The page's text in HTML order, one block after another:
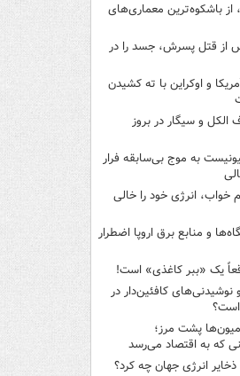
باشکوه‌ترین معماری‌های
از قتل پسرش، جسد را در
و اوکراین با ته کشیدن
و سیگار در بروز
به موج بی‌سابقه فرار
خواب، انرژی خود را خالی
و منابع برق اروپا اضطرار
یک «ببر کاغذی» است!
کافئین‌دار در
است؟
پشت مرز؛
که به اقتصاد می‌رسد
انرژی جهان چه کرد؟